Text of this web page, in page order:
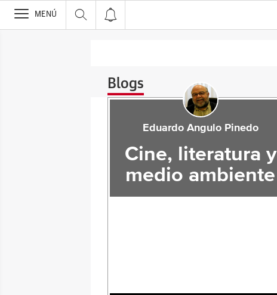
>
MENÚ
Blogs
Eduardo Angulo Pinedo
Cine, literatura y
medio ambiente